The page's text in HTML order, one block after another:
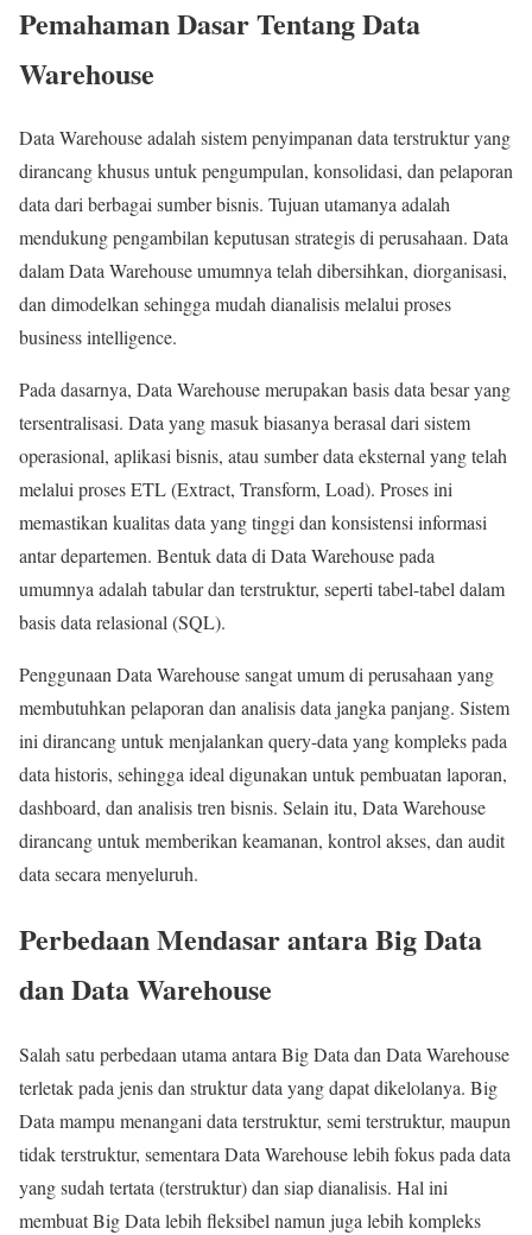
Pemahaman Dasar Tentang Data
Warehouse
Data Warehouse adalah sistem penyimpanan data terstruktur yang
dirancang khusus untuk pengumpulan, konsolidasi, dan pelaporan
data dari berbagai sumber bisnis. Tujuan utamanya adalah
mendukung pengambilan keputusan strategis di perusahaan. Data
dalam Data Warehouse umumnya telah dibersihkan, diorganisasi,
dan dimodelkan sehingga mudah dianalisis melalui proses
business intelligence.
Pada dasarnya, Data Warehouse merupakan basis data besar yang
tersentralisasi. Data yang masuk biasanya berasal dari sistem
operasional, aplikasi bisnis, atau sumber data eksternal yang telah
melalui proses ETL (Extract, Transform, Load). Proses ini
memastikan kualitas data yang tinggi dan konsistensi informasi
antar departemen. Bentuk data di Data Warehouse pada
umumnya adalah tabular dan terstruktur, seperti tabel-tabel dalam
basis data relasional (SQL).
Penggunaan Data Warehouse sangat umum di perusahaan yang
membutuhkan pelaporan dan analisis data jangka panjang. Sistem
ini dirancang untuk menjalankan query-data yang kompleks pada
data historis, sehingga ideal digunakan untuk pembuatan laporan,
dashboard, dan analisis tren bisnis. Selain itu, Data Warehouse
dirancang untuk memberikan keamanan, kontrol akses, dan audit
data secara menyeluruh.
Perbedaan Mendasar antara Big Data
dan Data Warehouse
Salah satu perbedaan utama antara Big Data dan Data Warehouse
terletak pada jenis dan struktur data yang dapat dikelolanya. Big
Data mampu menangani data terstruktur, semi terstruktur, maupun
tidak terstruktur, sementara Data Warehouse lebih fokus pada data
yang sudah tertata (terstruktur) dan siap dianalisis. Hal ini
membuat Big Data lebih fleksibel namun juga lebih kompleks